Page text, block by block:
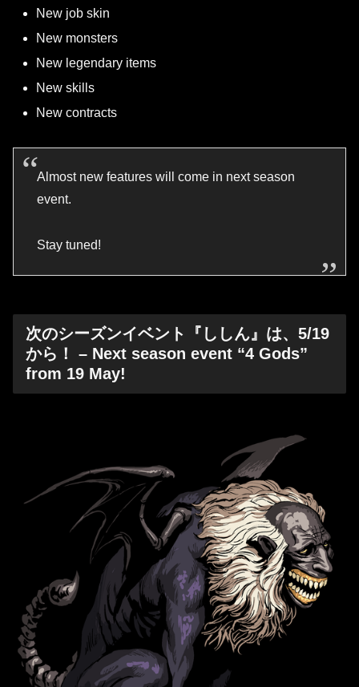
New job skin
New monsters
New legendary items
New skills
New contracts
Almost new features will come in next season
event.
Stay tuned!
次のシーズンイベント『ししん』は、5/19
から！ – Next season event “4 Gods”
from 19 May!